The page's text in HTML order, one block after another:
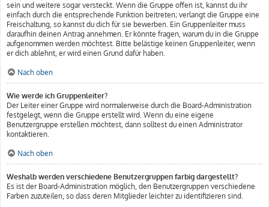
sein und weitere sogar versteckt. Wenn die Gruppe offen ist, kannst du ihr
einfach durch die entsprechende Funktion beitreten; verlangt die Gruppe eine
Freischaltung, so kannst du dich für sie bewerben. Ein Gruppenleiter muss
daraufhin deinen Antrag annehmen. Er könnte fragen, warum du in die Gruppe
aufgenommen werden möchtest. Bitte belästige keinen Gruppenleiter, wenn
er dich ablehnt, er wird einen Grund dafür haben.
Nach oben
Wie werde ich Gruppenleiter?
Der Leiter einer Gruppe wird normalerweise durch die Board-Administration
festgelegt, wenn die Gruppe erstellt wird. Wenn du eine eigene
Benutzergruppe erstellen möchtest, dann solltest du einen Administrator
kontaktieren.
Nach oben
Weshalb werden verschiedene Benutzergruppen farbig dargestellt?
Es ist der Board-Administration möglich, den Benutzergruppen verschiedene
Farben zuzuteilen, so dass deren Mitglieder leichter zu identifizieren sind.